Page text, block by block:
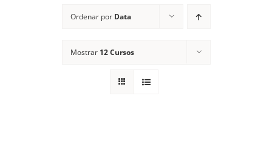
Financiado
Ordenar por Data
Mostrar 12 Cursos